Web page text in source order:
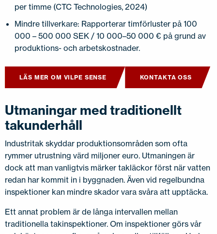
per timme (CTC Technologies, 2024)
Mindre tillverkare: Rapporterar timförluster på 100
000 – 500 000 SEK / 10 000–50 000 € på grund av
produktions- och arbetskostnader.
LÄS MER OM VILPE SENSE KONTAKTA OSS
Utmaningar med traditionellt
takunderhåll
Industritak skyddar produktionsområden som ofta
rymmer utrustning värd miljoner euro. Utmaningen är
dock att man vanligtvis märker takläckor först när vatten
redan har kommit in i byggnaden. Även vid regelbundna
inspektioner kan mindre skador vara svåra att upptäcka.
Ett annat problem är de långa intervallen mellan
traditionella takinspektioner. Om inspektioner görs vår